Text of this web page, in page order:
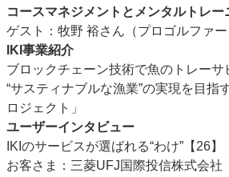
コースマネジメントとメンタルトレ
ゲスト：牧野 裕さん（プロゴルファー
IKI事業紹介
ブロックチェーン技術で魚のトレーサ
“サスティナブルな漁業”の実現を目指
ロジェクト」
ユーザーインタビュー
IKIのサービスが選ばれる“わけ”【26】
お客さま：三菱UFJ国際投信株式会社